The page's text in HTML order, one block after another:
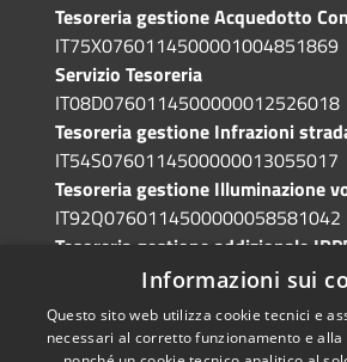
Tesoreria gestione Acquedotto
IT75X0760114500001004851869
Servizio Tesoreria
IT08D0760114500000012526018
Tesoreria gestione Infrazioni
IT54S0760114500000013055017
Tesoreria gestione Illuminazione
IT92Q0760114500000058581042
Tesoreria gestione addizionale
IT71A0760114500000086341765
Informazioni sui
Questo sito web utilizza cookie tecnici e
necessari al corretto funzionamento e